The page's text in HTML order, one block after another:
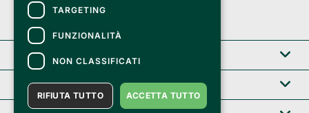
Clappit
Help center
TARGETING
FUNZIONALITÀ
NON CLASSIFICATI
ACCETTA TUTTO
RIFIUTA TUTTO